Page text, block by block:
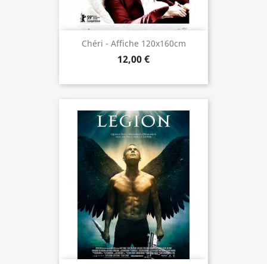
Chéri - Affiche 120x160cm
12,00 €